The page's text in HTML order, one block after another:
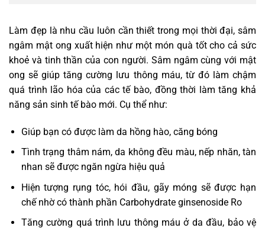
Làm đẹp là nhu cầu luôn cần thiết trong mọi thời đại, sâm
ngâm mật ong xuất hiện như một món quà tốt cho cả sức
khoẻ và tinh thần của con người. Sâm ngâm cùng với mật
ong sẽ giúp tăng cường lưu thông máu, từ đó làm chậm
quá trình lão hóa của các tế bào, đồng thời làm tăng khả
năng sản sinh tế bào mới. Cụ thể như:
Giúp bạn có được làm da hồng hào, căng bóng
Tình trạng thâm nám, da không đều màu, nếp nhăn, tàn
nhan sẽ được ngăn ngừa hiệu quả
Hiện tượng rụng tóc, hói đầu, gãy móng sẽ được hạn
chế nhờ có thành phần Carbohydrate ginsenoside Ro
Tăng cường quá trình lưu thông máu ở da đầu, bảo vệ